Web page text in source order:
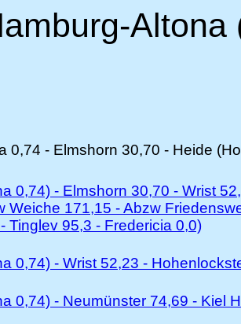
Altona
0,74 - Elmshorn 30,70 - Heide
0,74) - Elmshorn 30,70 - Wrist
Weiche 171,15 - Abzw
Tinglev 95,3 - Fredericia 0,0)
0,74) - Wrist 52,23 -
0,74) - Neumünster 74,69 - Kiel